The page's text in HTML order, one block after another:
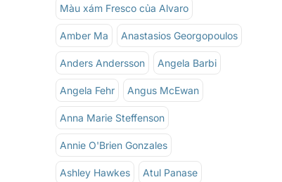
Màu xám Fresco của Alvaro
Amber Ma Anastasios Georgopoulos
Anders Andersson Angela Barbi
Angela Fehr Angus McEwan
Anna Marie Steffenson
Annie O'Brien Gonzales
Ashley Hawkes Atul Panase